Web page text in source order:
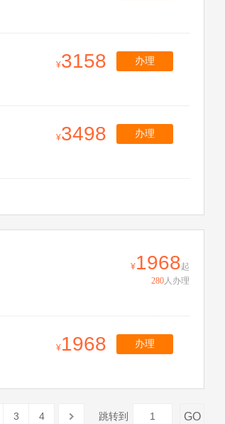
3158 办理
3498 办理
1968起
280人办理
1968 办理
3 4 跳转到 GO